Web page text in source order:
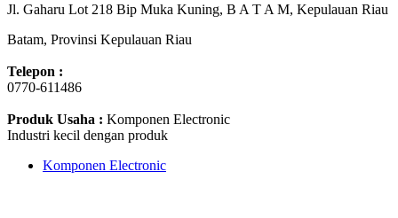
Jl. Gaharu Lot 218 Bip Muka Kuning, B A T A M, Kepulauan Riau
Batam, Provinsi Kepulauan Riau
Telepon :
0770-611486
Produk Usaha : Komponen Electronic
Industri kecil dengan produk
Komponen Electronic